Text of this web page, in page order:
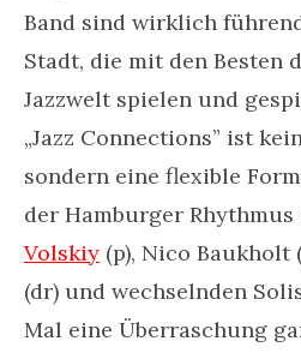
Band sind wirklich
Stadt, die mit den Besten
Jazzwelt spielen und
„Jazz Connections” ist
sondern eine flexible
der Hamburger Rhythmus
Volskiy (p), Nico Baukholt
(dr) und wechselnden
Mal eine Überraschung